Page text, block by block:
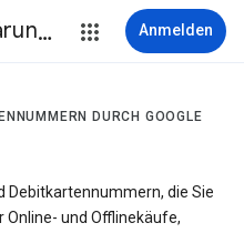
Datenschutzerklärung & Nutzungsbedingungen Anmelden
DURCH GOOGLE
Debitkartennummern, die Sie
Online- und Offlinekäufe,